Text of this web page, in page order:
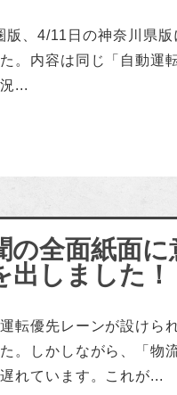
版、4/11日の神奈川県
。内容は同じ「自動運
...
の全面紙面
出しました！
転優先レーンが設けら
。しかしながら、「物
れています。これが...